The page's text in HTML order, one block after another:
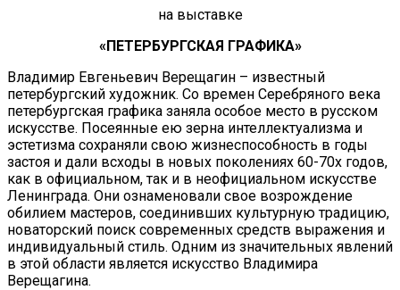
на выставке
«ПЕТЕРБУРГСКАЯ ГРАФИКА»
Владимир Евгеньевич Верещагин – известный
петербургский художник. Со времен Серебряного века
петербургская графика заняла особое место в русском
искусстве. Посеянные ею зерна интеллектуализма и
эстетизма сохраняли свою жизнеспособность в годы
застоя и дали всходы в новых поколениях 60-70х годов,
как в официальном, так и в неофициальном искусстве
Ленинграда. Они ознаменовали свое возрождение
обилием мастеров, соединивших культурную традицию,
новаторский поиск современных средств выражения и
индивидуальный стиль. Одним из значительных явлений
в этой области является искусство Владимира
Верещагина.